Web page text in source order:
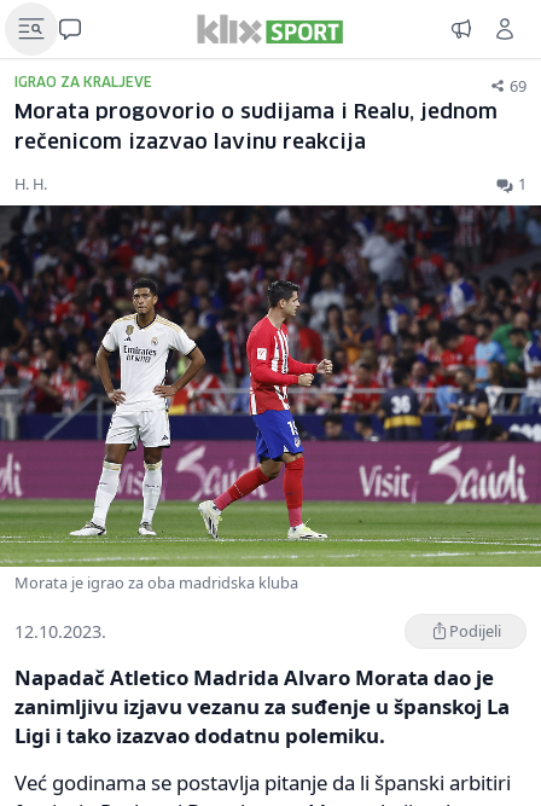
IGRAO ZA KRALJEVE 69
Morata progovorio o sudijama i Realu, jednom
rečenicom izazvao lavinu reakcija
H. H. 1
Morata je igrao za oba madridska kluba
12.10.2023. Podijeli
Napadač Atletico Madrida Alvaro Morata dao je
zanimljivu izjavu vezanu za suđenje u španskoj La
Ligi i tako izazvao dodatnu polemiku.
Već godinama se postavlja pitanje da li španski arbitiri